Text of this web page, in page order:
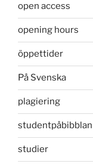
open access
opening hours
öppettider
På Svenska
plagiering
studentpåbibblan
studier